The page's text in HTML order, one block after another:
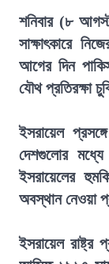
শনিবার (৮
সাক্ষাৎকারে
আগের দিন
যৌথ প্রতিরক্ষা
ইসরায়েল
দেশগুলোর
ইসরায়েলের
অবস্থান নেওয়া
ইসরায়েল রাষ্ট্র